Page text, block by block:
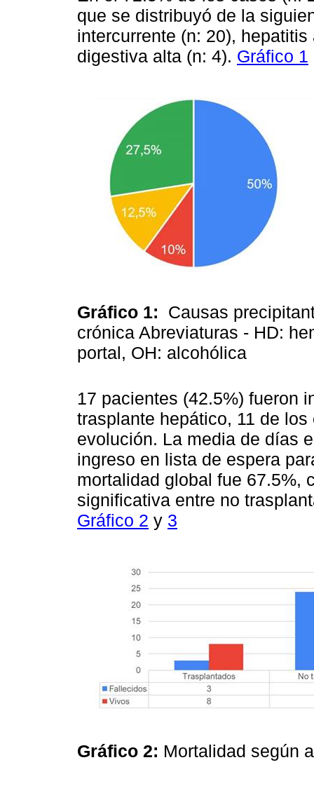
que se distribuyó de la
intercurrente (n: 20),
digestiva alta (n: 4). Gráfico 1
Gráfico 1: Causas
crónica Abreviaturas - HD:
portal, OH: alcohólica
17 pacientes (42.5%) fueron
trasplante hepático, 11 de
evolución. La media de días
ingreso en lista de espera
mortalidad global fue 67.5%,
significativa entre no
Gráfico 2 y 3
Gráfico 2: Mortalidad según